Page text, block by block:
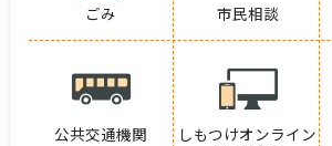
ごみ 市民相談
公共交通機関
しもつけオンライン